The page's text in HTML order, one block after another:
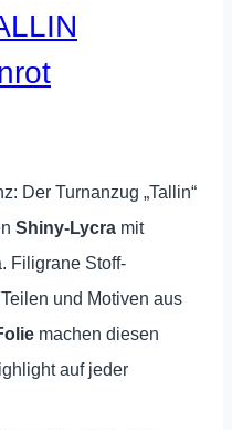
Der Turnanzug „Tallin“
Shiny-Lycra mit
Filigrane Stoff-
und Motiven aus
machen diesen
auf jeder